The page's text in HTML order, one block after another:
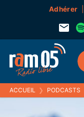
Adhérer
ACCUEIL ❯ PODCASTS